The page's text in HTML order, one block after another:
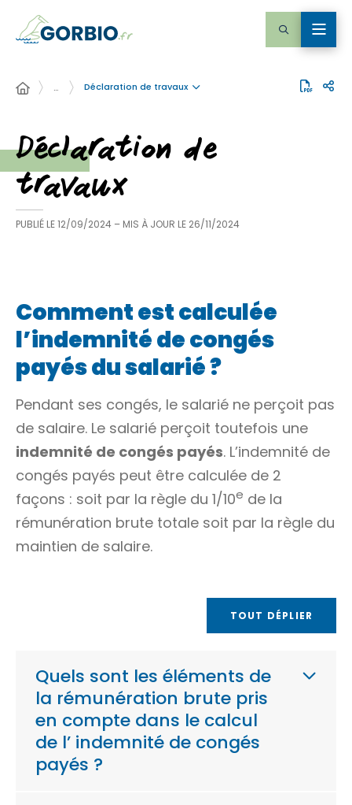
… Déclaration de travaux
Déclaration de
travaux
PUBLIÉ LE12/09/2024 – MIS À JOUR LE 26/11/2024
Comment est calculée
l’indemnité de congés
payés du salarié ?
Pendant ses congés, le salarié ne perçoit pas
de salaire. Le salarié perçoit toutefois une
indemnité de congés payés. L’indemnité de
congés payés peut être calculée de 2
façons : soit par la règle du 1/10e de la
rémunération brute totale soit par la règle du
maintien de salaire.
TOUT DÉPLIER
Quels sont les éléments de
la rémunération brute pris
en compte dans le calcul
de l’ indemnité de congés
payés ?